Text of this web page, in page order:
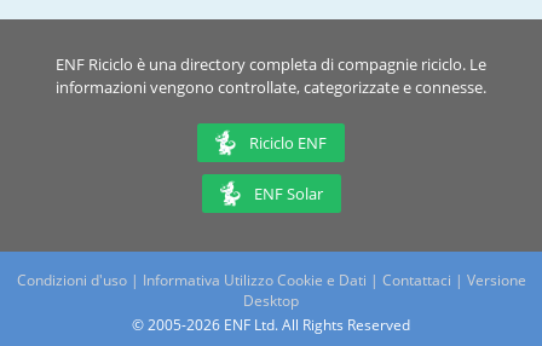
ENF Riciclo è una directory completa di compagnie riciclo. Le
informazioni vengono controllate, categorizzate e connesse.
Riciclo ENF
ENF Solar
Condizioni d'uso| Informativa Utilizzo Cookie e Dati | Contattaci | Versione
Desktop
© 2005-2026 ENF Ltd. All Rights Reserved